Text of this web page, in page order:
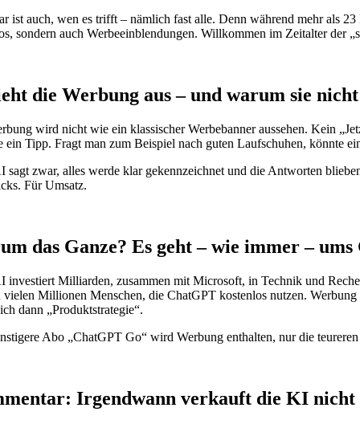
ist auch, wen es trifft – nämlich fast alle. Denn während mehr als
sondern auch Werbeeinblendungen. Willkommen im Zeitalter der
die Werbung aus – und warum sie
wird nicht wie ein klassischer Werbebanner aussehen. Kein
ein Tipp. Fragt man zum Beispiel nach guten Laufschuhen, könnte
sagt zwar, alles werde klar gekennzeichnet und die Antworten
Für Umsatz.
das Ganze? Es geht – wie immer – ums
investiert Milliarden, zusammen mit Microsoft, in Technik und
vielen Millionen Menschen, die ChatGPT kostenlos nutzen.
dann „Produktstrategie“.
Abo „ChatGPT Go“ wird Werbung enthalten, nur die
Irgendwann verkauft die KI nicht